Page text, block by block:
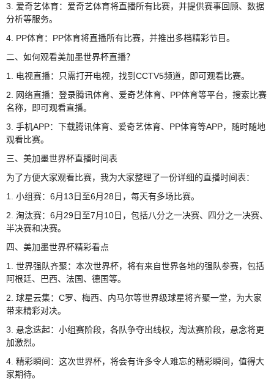
3. 爱奇艺体育：爱奇艺体育将直播所有比赛，并提供赛事回顾、数据
分析等服务。
4. PP体育：PP体育将直播所有比赛，并推出多档精彩节目。
二、如何观看美加墨世界杯直播？
1. 电视直播：只需打开电视，找到CCTV5频道，即可观看比赛。
2. 网络直播：登录腾讯体育、爱奇艺体育、PP体育等平台，搜索比赛
名称，即可观看直播。
3. 手机APP：下载腾讯体育、爱奇艺体育、PP体育等APP，随时随地
观看比赛。
三、美加墨世界杯直播时间表
为了方便大家观看比赛，我为大家整理了一份详细的直播时间表：
1. 小组赛：6月13日至6月28日，每天有多场比赛。
2. 淘汰赛：6月29日至7月10日，包括八分之一决赛、四分之一决赛、
半决赛和决赛。
四、美加墨世界杯精彩看点
1. 世界强队齐聚：本次世界杯，将有来自世界各地的强队参赛，包括
阿根廷、巴西、法国、德国等。
2. 球星云集：C罗、梅西、内马尔等世界级球星将齐聚一堂，为大家
带来精彩对决。
3. 悬念迭起：小组赛阶段，各队争夺出线权，淘汰赛阶段，悬念将更
加激烈。
4. 精彩瞬间：这次世界杯，将会有许多令人难忘的精彩瞬间，值得大
家期待。